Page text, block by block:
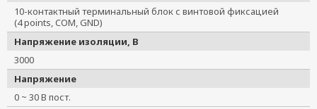
10-контактный терминальный блок с винтовой фиксацией
(4 points, COM, GND)
Напряжение изоляции, В
3000
Напряжение
0 ~ 30 В пост.